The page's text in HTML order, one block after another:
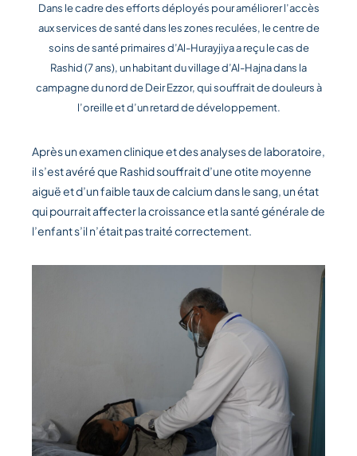
Dans le cadre des efforts déployés pour améliorer l’accès
aux services de santé dans les zones reculées, le centre de
soins de santé primaires d’Al-Hurayjiya a reçu le cas de
Rashid (7 ans), un habitant du village d’Al-Hajna dans la
campagne du nord de Deir Ezzor, qui souffrait de douleurs à
l’oreille et d’un retard de développement.
Après un examen clinique et des analyses de laboratoire,
il s’est avéré que Rashid souffrait d’une otite moyenne
aiguë et d’un faible taux de calcium dans le sang, un état
qui pourrait affecter la croissance et la santé générale de
l’enfant s’il n’était pas traité correctement.